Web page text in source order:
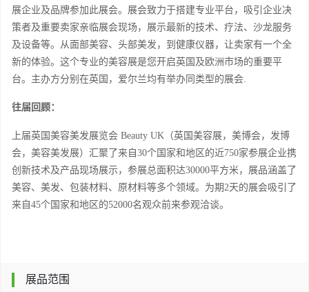
展企业及品牌参加此展会。展会致力于搭建专业平台，吸引企业决
策者及重要卖家亲临展会现场，展示最新的技术、疗法、沙龙服务
及设备等。从面部美容、头部美发，到健康仪器，让卖家有一个全
新的体验。这个专业的美容展是您开启英国及欧洲市场的重要平
台。主办方分别在英国，爱尔兰均有举办同类型的展会.
往届回顾：
上届英国美容美发展览会 Beauty UK（英国美容展，美博会，发博
会，美容美发展）汇聚了来自 30个国家和地区的近750家参展企业携
创新技术及产品现场展示，参展总面积达30000平方米，展品涵盖了
美容、美发、包装材料、原材料等多个领域。为期2天的展会吸引了
来自45个国家和地区的52000名观众前来参观洽谈。
展品范围